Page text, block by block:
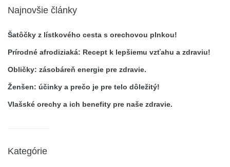
Najnovšie články
Šatôčky z lístkového cesta s orechovou plnkou!
Prírodné afrodiziaká: Recept k lepšiemu vzťahu a zdraviu!
Obličky: zásobáreň energie pre zdravie.
Ženšen: účinky a prečo je pre telo dôležitý!
Vlašské orechy a ich benefity pre naše zdravie.
Kategórie